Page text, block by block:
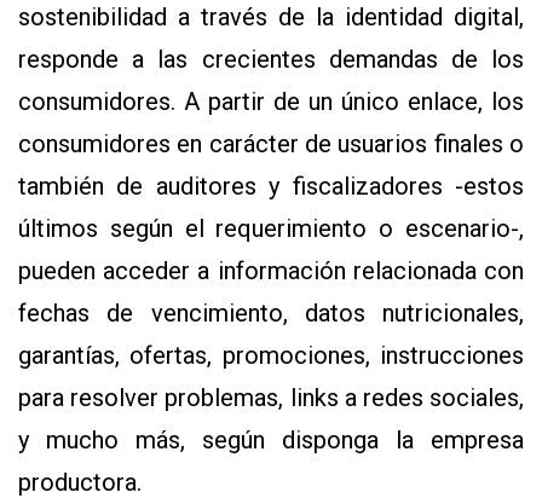
sostenibilidad a través de la identidad digital,
responde a las crecientes demandas de los
consumidores. A partir de un único enlace, los
consumidores en carácter de usuarios finales o
también de auditores y fiscalizadores -estos
últimos según el requerimiento o escenario-,
pueden acceder a información relacionada con
fechas de vencimiento, datos nutricionales,
garantías, ofertas, promociones, instrucciones
para resolver problemas, links a redes sociales,
y mucho más, según disponga la empresa
productora.